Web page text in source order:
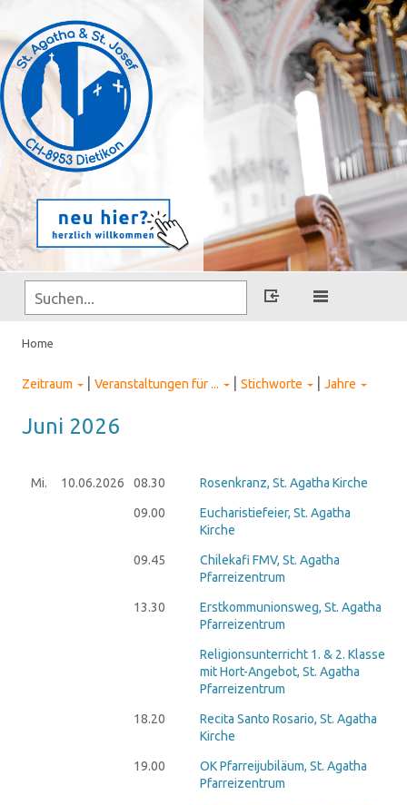
Home
Zeitraum Veranstaltungen für ... Stichworte Jahre
Juni 2026
Mi. 10.06.2026 08.30 Rosenkranz, St. Agatha Kirche
09.00
Eucharistiefeier, St. Agatha
Kirche
09.45
Chilekafi FMV, St. Agatha
Pfarreizentrum
13.30
Erstkommunionsweg, St. Agatha
Pfarreizentrum
Religionsunterricht 1. & 2. Klasse
mit Hort-Angebot, St. Agatha
Pfarreizentrum
18.20
Recita Santo Rosario, St. Agatha
Kirche
19.00
OK Pfarreijubiläum, St. Agatha
Pfarreizentrum